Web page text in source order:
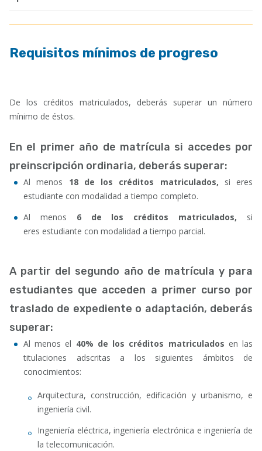
Requisitos mínimos de progreso
De los créditos matriculados, deberás superar un número
mínimo de éstos.
En el primer año de matrícula si accedes por
preinscripción ordinaria, deberás superar:
Al menos 18 de los créditos matriculados, si eres
estudiante con modalidad a tiempo completo.
Al menos 6 de los créditos matriculados, si
eres estudiante con modalidad a tiempo parcial.
A partir del segundo año de matrícula y para
estudiantes que acceden a primer curso por
traslado de expediente o adaptación, deberás
superar:
Al menos el 40% de los créditos matriculados en las
titulaciones adscritas a los siguientes ámbitos de
conocimientos:
Arquitectura, construcción, edificación y urbanismo, e
ingeniería civil.
Ingeniería eléctrica, ingeniería electrónica e ingeniería de
la telecomunicación.